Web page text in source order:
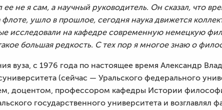
ее не я сам, а научный руководитель. Он сказал, что
флоте, ушло в прошлое, сегодня наука движется
исследовали на кафедре современную немецкую
большая редкость. С тех пор я многое знаю о
вуза, с 1976 года по настоящее время Александр
(сейчас — Уральского федерального
доцентом, профессором кафедры Истории
государственного университета и возглавлял